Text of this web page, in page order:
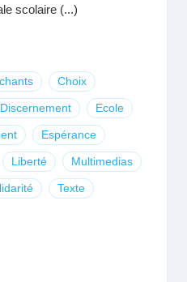
scolaire (...)
chants Choix
Discernement Ecole
Espérance
Liberté Multimedias
Texte